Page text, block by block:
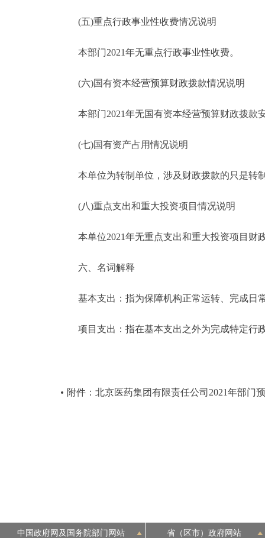
(五)重点行政事业性收费情况说明
本部门2021年无重点行政事业性收费。
(六)国有资本经营预算财政拨款情况说明
本部门2021年无国有资本经营预算财政拨款
(七)国有资产占用情况说明
本单位为转制单位，涉及财政拨款的只是转制
(八)重点支出和重大投资项目情况说明
本单位2021年无重点支出和重大投资项目财
六、名词解释
基本支出：指为保障机构正常运转、完成日
项目支出：指在基本支出之外为完成特定行
附件：北京医药集团有限责任公司2021年部门
中国政府网及国务院部门网站 省（区市）政府网站